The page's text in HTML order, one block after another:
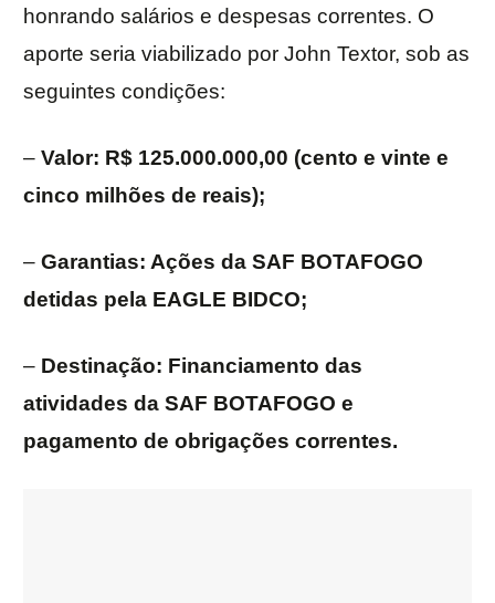
honrando salários e despesas correntes. O
aporte seria viabilizado por John Textor, sob as
seguintes condições:
– Valor: R$ 125.000.000,00 (cento e vinte e
cinco milhões de reais);
– Garantias: Ações da SAF BOTAFOGO
detidas pela EAGLE BIDCO;
– Destinação: Financiamento das
atividades da SAF BOTAFOGO e
pagamento de obrigações correntes.